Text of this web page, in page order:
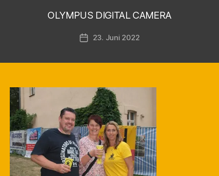
OLYMPUS DIGITAL CAMERA
Beitragsautor
r
t
Veröffentlichungsdatum
23. Juni 2022